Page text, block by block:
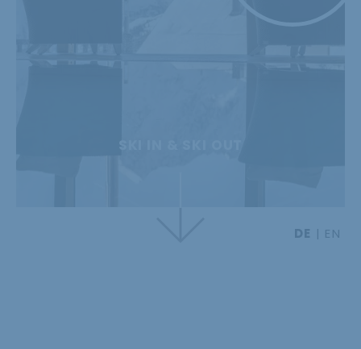
DE EN